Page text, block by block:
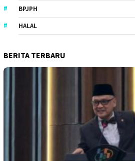
BPJPH
HALAL
BERITA TERBARU